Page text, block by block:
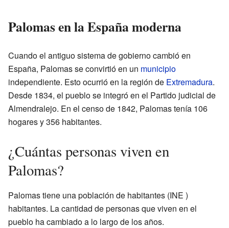
Palomas en la España moderna
Cuando el antiguo sistema de gobierno cambió en
España, Palomas se convirtió en un municipio
independiente. Esto ocurrió en la región de Extremadura.
Desde 1834, el pueblo se integró en el Partido judicial de
Almendralejo. En el censo de 1842, Palomas tenía 106
hogares y 356 habitantes.
¿Cuántas personas viven en
Palomas?
Palomas tiene una población de habitantes (INE )
habitantes. La cantidad de personas que viven en el
pueblo ha cambiado a lo largo de los años.